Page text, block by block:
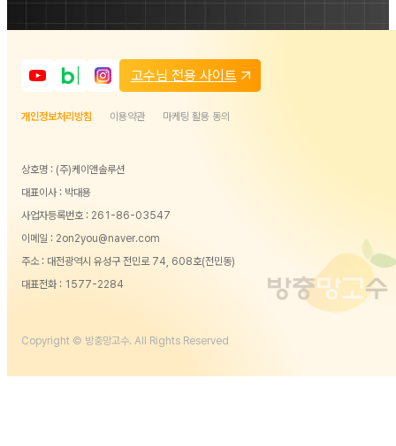
고수님 전용 사이트
개인정보처리방침 이용약관 마케팅 활용 동의
상호명 : (주)케이앤솔루션
대표이사 : 박대용
사업자등록번호 : 261-86-03547
이메일 : 2on2you@naver.com
주소 : 대전광역시 유성구 전민로 74, 608호(전민동)
대표전화 : 1577-2284
Copyright © 방충망고수. All Rights Reserved